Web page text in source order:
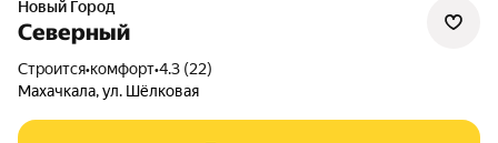
Новый Город
Северный
Строится•комфорт•4.3 (22)
Махачкала, ул. Шёлковая